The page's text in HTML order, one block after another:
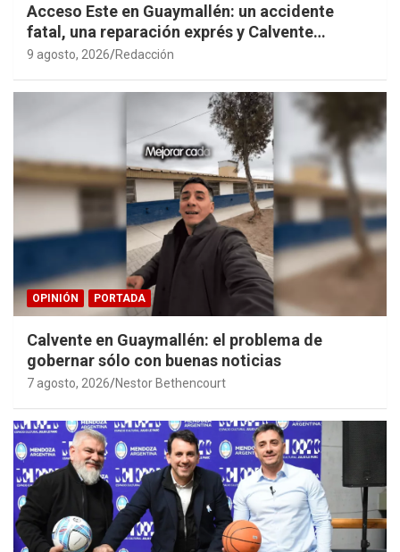
Acceso Este en Guaymallén: un accidente
fatal, una reparación exprés y Calvente
haciendo propaganda personal
9 agosto, 2026 Redacción
OPINIÓN PORTADA
Calvente en Guaymallén: el problema de
gobernar sólo con buenas noticias
7 agosto, 2026 Nestor Bethencourt